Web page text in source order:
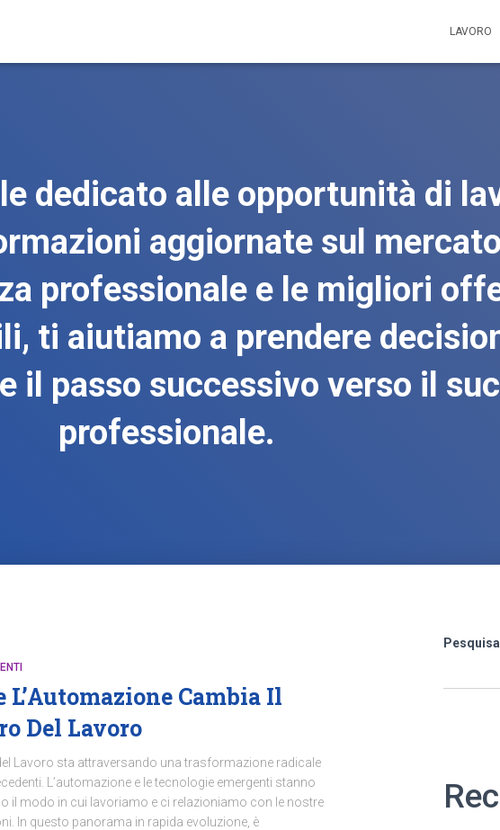
LAVORO
dedicato alle opportunità di
aggiornate sul mercato
professionale e le migliori
ti aiutiamo a prendere
il passo successivo verso il
professionale.
L’Automazione Cambia Il
Del Lavoro
Lavoro sta attraversando una trasformazione radicale
L’automazione e le tecnologie emergenti stanno
il modo in cui lavoriamo e ci relazioniamo con le nostre
In questo panorama in rapida evoluzione, è